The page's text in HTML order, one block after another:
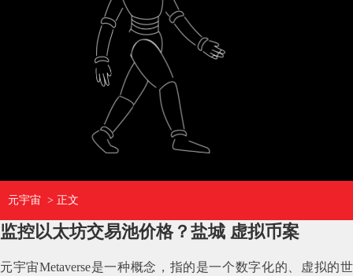
元宇宙 > 正文
监控以太坊交易池价格？盐城 虚拟币案
元宇宙Metaverse是一种概念，指的是一个数字化的、虚拟的世